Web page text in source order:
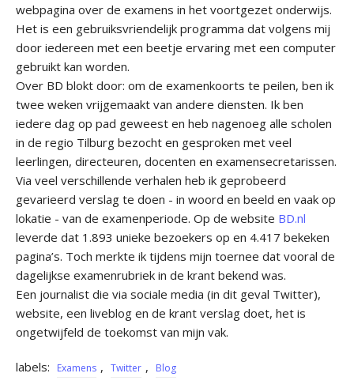
webpagina over de examens in het voortgezet onderwijs.
Het is een gebruiksvriendelijk programma dat volgens mij
door iedereen met een beetje ervaring met een computer
gebruikt kan worden.
Over BD blokt door: om de examenkoorts te peilen, ben ik
twee weken vrijgemaakt van andere diensten. Ik ben
iedere dag op pad geweest en heb nagenoeg alle scholen
in de regio Tilburg bezocht en gesproken met veel
leerlingen, directeuren, docenten en examensecretarissen.
Via veel verschillende verhalen heb ik geprobeerd
gevarieerd verslag te doen - in woord en beeld en vaak op
lokatie - van de examenperiode. Op de website BD.nl
leverde dat 1.893 unieke bezoekers op en 4.417 bekeken
pagina’s. Toch merkte ik tijdens mijn toernee dat vooral de
dagelijkse examenrubriek in de krant bekend was.
Een journalist die via sociale media (in dit geval Twitter),
website, een liveblog en de krant verslag doet, het is
ongetwijfeld de toekomst van mijn vak.
labels: Examens , Twitter , Blog